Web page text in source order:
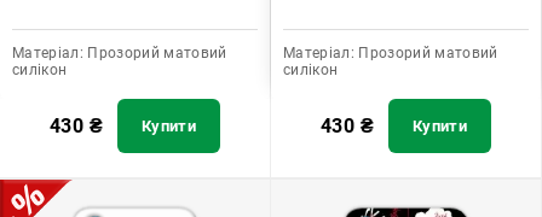
Матеріал: Прозорий матовий
силікон
430 ₴ Купити
Матеріал: Прозорий матовий
силікон
430 ₴ Купити